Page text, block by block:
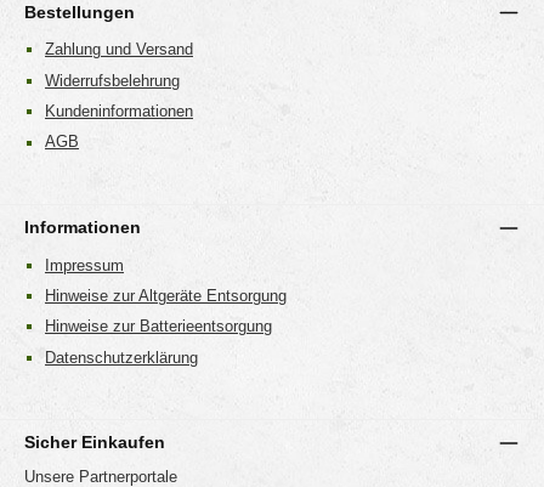
Bestellungen
Zahlung und Versand
Widerrufsbelehrung
Kundeninformationen
AGB
Informationen
Impressum
Hinweise zur Altgeräte Entsorgung
Hinweise zur Batterieentsorgung
Datenschutzerklärung
Sicher Einkaufen
Unsere Partnerportale